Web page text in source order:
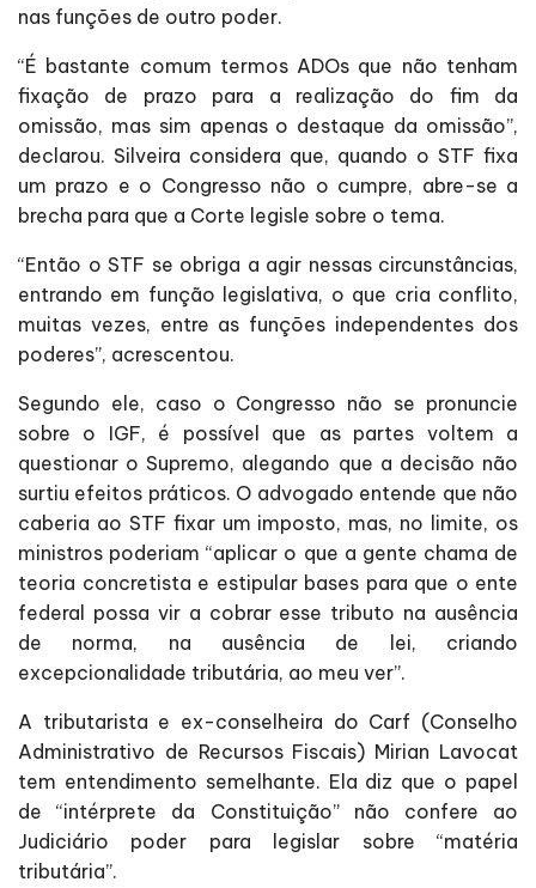
nas funções de outro poder.
“É bastante comum termos ADOs que não tenham
fixação de prazo para a realização do fim da
omissão, mas sim apenas o destaque da omissão”,
declarou. Silveira considera que, quando o STF fixa
um prazo e o Congresso não o cumpre, abre-se a
brecha para que a Corte legisle sobre o tema.
“Então o STF se obriga a agir nessas circunstâncias,
entrando em função legislativa, o que cria conflito,
muitas vezes, entre as funções independentes dos
poderes”, acrescentou.
Segundo ele, caso o Congresso não se pronuncie
sobre o IGF, é possível que as partes voltem a
questionar o Supremo, alegando que a decisão não
surtiu efeitos práticos. O advogado entende que não
caberia ao STF fixar um imposto, mas, no limite, os
ministros poderiam “aplicar o que a gente chama de
teoria concretista e estipular bases para que o ente
federal possa vir a cobrar esse tributo na ausência
de norma, na ausência de lei, criando
excepcionalidade tributária, ao meu ver”.
A tributarista e ex-conselheira do Carf (Conselho
Administrativo de Recursos Fiscais) Mirian Lavocat
tem entendimento semelhante. Ela diz que o papel
de “intérprete da Constituição” não confere ao
Judiciário poder para legislar sobre “matéria
tributária”.